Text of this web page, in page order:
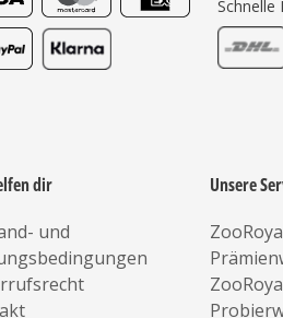
Schnelle
dir
und
Unsere